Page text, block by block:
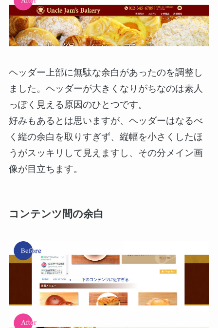
ヘッダー上部に無駄な余白があったのを調整し
ました。ヘッダーが大きくなりがちなのは素人
っぽく見える原因のひとつです。
好みもあるとは思いますが、ヘッダーはなるべ
く縦の余白を取りすぎず、縦幅を小さくしたほ
うがスッキリして見えますし、その分メイン画
像が目立ちます。
コンテンツ間の余白